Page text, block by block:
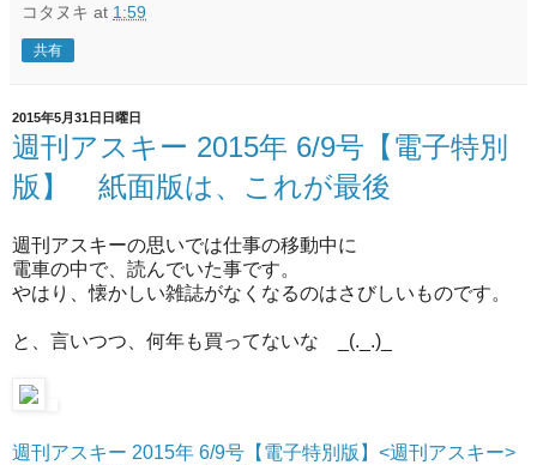
コタヌキ at 1:59
共有
2015年5月31日日曜日
週刊アスキー 2015年 6/9号【電子特別
版】 紙面版は、これが最後
週刊アスキーの思いでは仕事の移動中に
電車の中で、読んでいた事です。
やはり、懐かしい雑誌がなくなるのはさびしいものです。
と、言いつつ、何年も買ってないな _(._.)_
週刊アスキー 2015年 6/9号【電子特別版】<週刊アスキー>